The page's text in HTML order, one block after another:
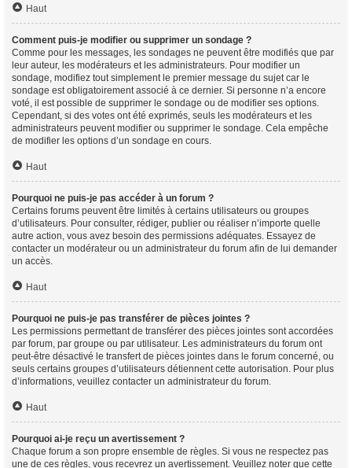
Haut
Comment puis-je modifier ou supprimer un sondage ?
Comme pour les messages, les sondages ne peuvent être modifiés que par
leur auteur, les modérateurs et les administrateurs. Pour modifier un
sondage, modifiez tout simplement le premier message du sujet car le
sondage est obligatoirement associé à ce dernier. Si personne n’a encore
voté, il est possible de supprimer le sondage ou de modifier ses options.
Cependant, si des votes ont été exprimés, seuls les modérateurs et les
administrateurs peuvent modifier ou supprimer le sondage. Cela empêche
de modifier les options d’un sondage en cours.
Haut
Pourquoi ne puis-je pas accéder à un forum ?
Certains forums peuvent être limités à certains utilisateurs ou groupes
d’utilisateurs. Pour consulter, rédiger, publier ou réaliser n’importe quelle
autre action, vous avez besoin des permissions adéquates. Essayez de
contacter un modérateur ou un administrateur du forum afin de lui demander
un accès.
Haut
Pourquoi ne puis-je pas transférer de pièces jointes ?
Les permissions permettant de transférer des pièces jointes sont accordées
par forum, par groupe ou par utilisateur. Les administrateurs du forum ont
peut-être désactivé le transfert de pièces jointes dans le forum concerné, ou
seuls certains groupes d’utilisateurs détiennent cette autorisation. Pour plus
d’informations, veuillez contacter un administrateur du forum.
Haut
Pourquoi ai-je reçu un avertissement ?
Chaque forum a son propre ensemble de règles. Si vous ne respectez pas
une de ces règles, vous recevrez un avertissement. Veuillez noter que cette